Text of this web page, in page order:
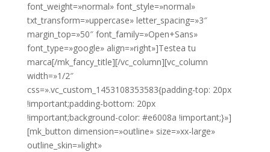
font_weight=»normal» font_style=»normal»
txt_transform=»uppercase» letter_spacing=»3″
margin_top=»50″ font_family=»Open+Sans»
font_type=»google» align=»right»]Testea tu
marca[/mk_fancy_title][/vc_column][vc_column
width=»1/2″
css=».vc_custom_1453108353583{padding-top: 20px
!important;padding-bottom: 20px
!important;background-color: #e6008a !important;}»]
[mk_button dimension=»outline» size=»xx-large»
outline_skin=»light»